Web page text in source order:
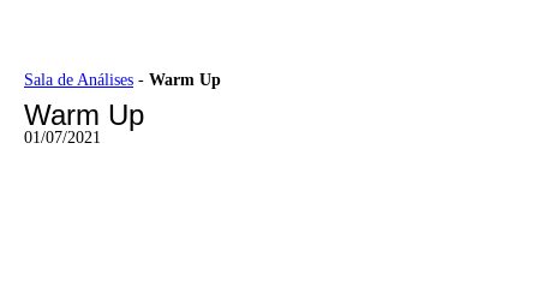
Ir
o
conteúdo
Sala de Análises - Warm Up
Warm Up
01/07/2021